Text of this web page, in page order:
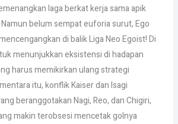
laga berkat kerja sama apik
belum sempat euforia surut, Ego
di balik Liga Neo Egoist! Di
menunjukkan eksistensi di hadapan
harus memikirkan ulang strategi
itu, konflik Kaiser dan Isagi
beranggotakan Nagi, Reo, dan Chigiri,
makin terobsesi mencetak golnya